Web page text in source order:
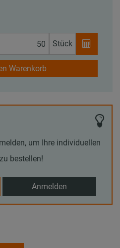
Stück
Warenkorb
um Ihre individuellen
bestellen!
Anmelden